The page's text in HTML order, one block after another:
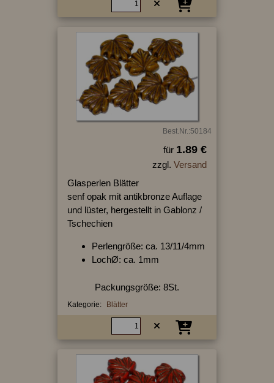
Best.Nr.:50184
für 1.89 €
zzgl. Versand
Glasperlen Blätter
senf opak mit antikbronze Auflage
und lüster, hergestellt in Gablonz /
Tschechien
Perlengröße: ca. 13/11/4mm
LochØ: ca. 1mm
Packungsgröße: 8St.
Kategorie: Blätter